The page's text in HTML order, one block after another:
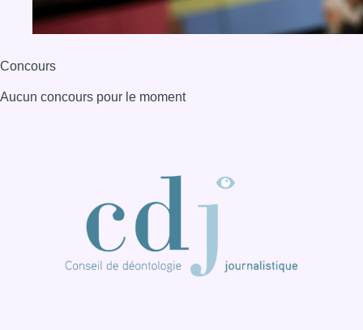
Concours
Aucun concours pour le moment